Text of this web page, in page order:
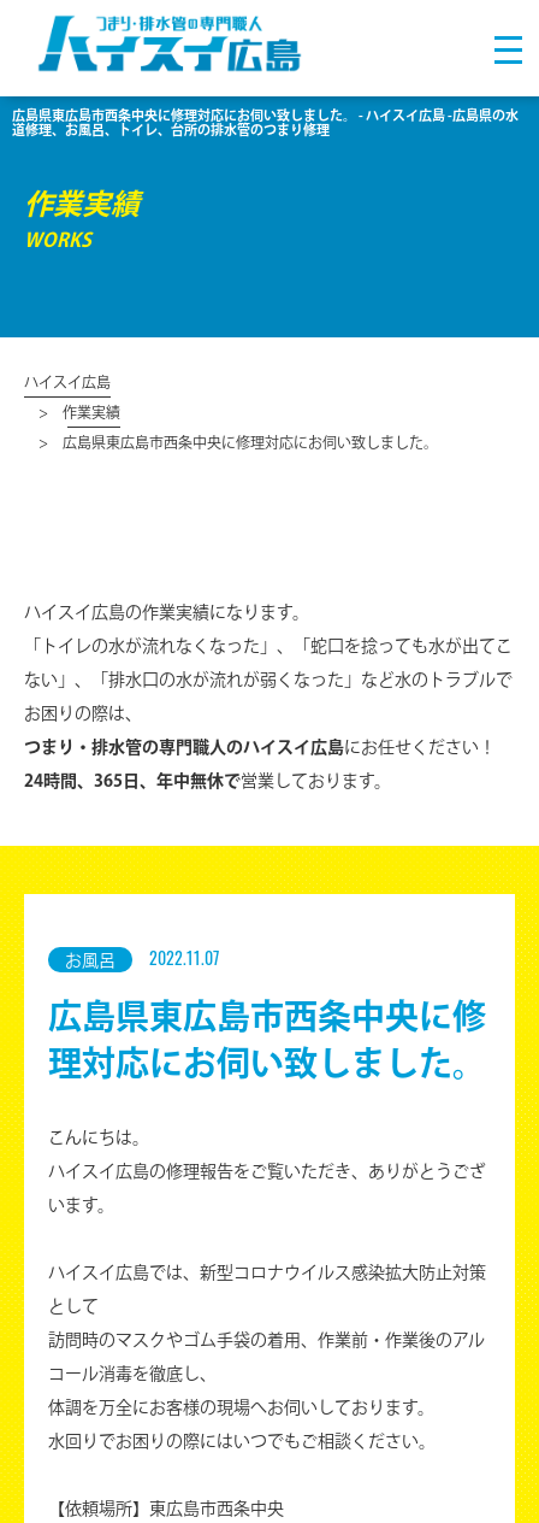
広島県東広島市西条中央に修理対応にお伺い致しました。 - ハイスイ広島 -広島県の水
道修理、お風呂、トイレ、台所の排水管のつまり修理
作業実績
WORKS
ハイスイ広島
作業実績
広島県東広島市西条中央に修理対応にお伺い致しました。
ハイスイ広島の作業実績になります。
「トイレの水が流れなくなった」、「蛇口を捻っても水が出てこ
ない」、
「排水口の水が流れが弱くなった」など水のトラブルで
お困りの際は、
つまり・排水管の専門職人のハイスイ広島にお任せください！
24時間、365日、年中無休で営業しております。
お風呂 2022.11.07
広島県東広島市西条中央に修
理対応にお伺い致しました。
こんにちは。
ハイスイ広島の修理報告をご覧いただき、ありがとうござ
います。
ハイスイ広島では、新型コロナウイルス感染拡大防止対策
として
訪問時のマスクやゴム手袋の着用、作業前・作業後のアル
コール消毒を徹底し、
体調を万全にお客様の現場へお伺いしております。
水回りでお困りの際にはいつでもご相談ください。
【依頼場所】東広島市西条中央